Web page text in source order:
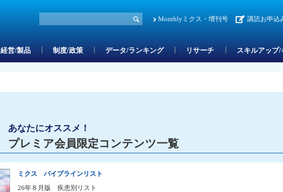
Monthlyミクス・増刊号 講読お申込
経営/製品 制度/政策 データ/ランキング リサーチ スキルアップ
あなたにオススメ！
プレミア会員限定コンテンツ一覧
ミクス パイプラインリスト
26年８月版 疾患別リスト